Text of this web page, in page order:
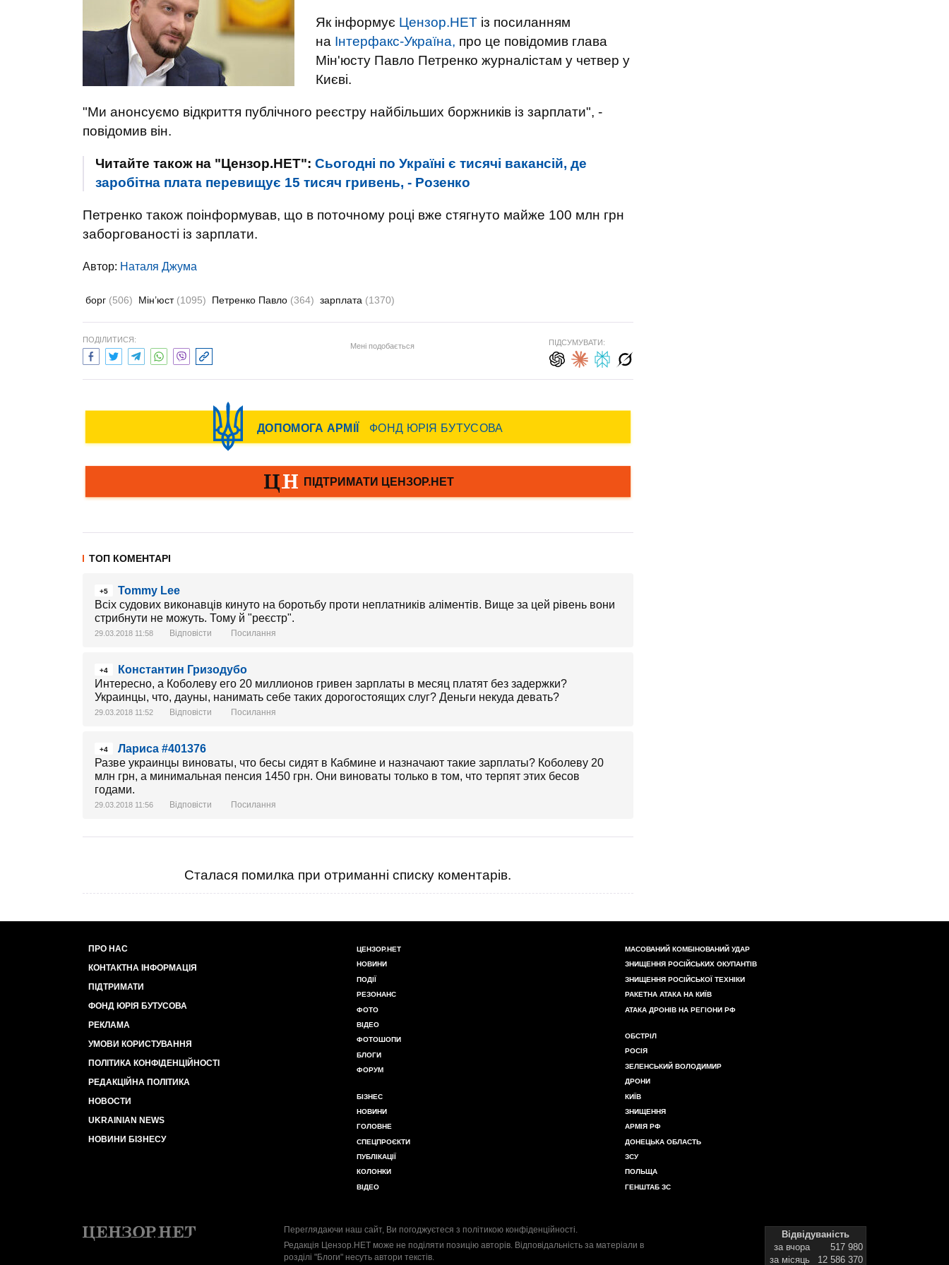
Як інформує Цензор.НЕТ із посиланням
на Інтерфакс-Україна, про це повідомив глава
Мін'юсту Павло Петренко журналістам у четвер у
Києві.
"Ми анонсуємо відкриття публічного реєстру найбільших боржників із зарплати", -
повідомив він.
Читайте також на "Цензор.НЕТ": Сьогодні по Україні є тисячі вакансій, де
заробітна плата перевищує 15 тисяч гривень, - Розенко
Петренко також поінформував, що в поточному році вже стягнуто майже 100 млн грн
заборгованості із зарплати.
Автор: Наталя Джума
борг (506) Мін’юст (1095) Петренко Павло (364) зарплата (1370)
ПОДІЛИТИСЯ:
Мені подобається ПІДСУМУВАТИ:
ТОП КОМЕНТАРІ
+5
Tommy Lee
Всіх судових виконавців кинуто на боротьбу проти неплатників аліментів. Вище за цей рівень вони
стрибнути не можуть. Тому й "реєстр".
29.03.2018 11:58 Відповісти Посилання
+4
Константин Гризодубо
Интересно, а Коболеву его 20 миллионов гривен зарплаты в месяц платят без задержки?
Украинцы, что, дауны, нанимать себе таких дорогостоящих слуг? Деньги некуда девать?
29.03.2018 11:52 Відповісти Посилання
+4
Лариса #401376
Разве украинцы виноваты, что бесы сидят в Кабмине и назначают такие зарплаты? Коболеву 20
млн грн, а минимальная пенсия 1450 грн. Они виноваты только в том, что терпят этих бесов
годами.
29.03.2018 11:56 Відповісти Посилання
Сталася помилка при отриманні списку коментарів.
ПРО НАС
КОНТАКТНА ІНФОРМАЦІЯ
ПІДТРИМАТИ
ФОНД ЮРІЯ БУТУСОВА
РЕКЛАМА
УМОВИ КОРИСТУВАННЯ
ПОЛІТИКА КОНФІДЕНЦІЙНОСТІ
РЕДАКЦІЙНА ПОЛІТИКА
НОВОСТИ
UKRAINIAN NEWS
НОВИНИ БІЗНЕСУ
ЦЕНЗОР.НЕТ
НОВИНИ
ПОДІЇ
РЕЗОНАНС
ФОТО
ВІДЕО
ФОТОШОПИ
БЛОГИ
ФОРУМ
БІЗНЕС
НОВИНИ
ГОЛОВНЕ
СПЕЦПРОЄКТИ
ПУБЛІКАЦІЇ
КОЛОНКИ
ВІДЕО
МАСОВАНИЙ КОМБІНОВАНИЙ УДАР
ЗНИЩЕННЯ РОСІЙСЬКИХ ОКУПАНТІВ
ЗНИЩЕННЯ РОСІЙСЬКОЇ ТЕХНІКИ
РАКЕТНА АТАКА НА КИЇВ
АТАКА ДРОНІВ НА РЕГІОНИ РФ
ОБСТРІЛ
РОСІЯ
ЗЕЛЕНСЬКИЙ ВОЛОДИМИР
ДРОНИ
КИЇВ
ЗНИЩЕННЯ
АРМІЯ РФ
ДОНЕЦЬКА ОБЛАСТЬ
ЗСУ
ПОЛЬЩА
ГЕНШТАБ ЗС
Переглядаючи наш сайт, Ви погоджуєтеся з політикою конфіденційності.
Редакція Цензор.НЕТ може не поділяти позицію авторів. Відповідальність за матеріали в
розділі "Блоги" несуть автори текстів.
Відвідуваність
за вчора
517 980
за місяць
12 586 370